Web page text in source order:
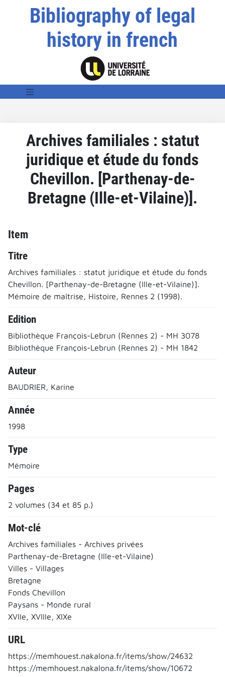
Bibliography of legal
history in french
Archives familiales : statut
juridique et étude du fonds
Chevillon. [Parthenay-de-
Bretagne (Ille-et-Vilaine)].
Item
Titre
Archives familiales : statut juridique et étude du fonds
Chevillon. [Parthenay-de-Bretagne (Ille-et-Vilaine)].
Mémoire de maîtrise, Histoire, Rennes 2 (1998).
Edition
Bibliothèque François-Lebrun (Rennes 2) - MH 3078
Bibliothèque François-Lebrun (Rennes 2) - MH 1842
Auteur
BAUDRIER, Karine
Année
1998
Type
Mémoire
Pages
2 volumes (34 et 85 p.)
Mot-clé
Archives familiales - Archives privées
Parthenay-de-Bretagne (Ille-et-Vilaine)
Villes - Villages
Bretagne
Fonds Chevillon
Paysans - Monde rural
XVIIe, XVIIIe, XIXe
URL
https://memhouest.nakalona.fr/items/show/24632
https://memhouest.nakalona.fr/items/show/10672